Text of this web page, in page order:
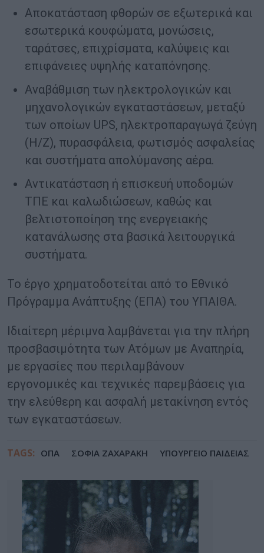
Αποκατάσταση φθορών σε εξωτερικά και
εσωτερικά κουφώματα, μονώσεις,
ταράτσες, επιχρίσματα, καλύψεις και
επιφάνειες υψηλής καταπόνησης.
Αναβάθμιση των ηλεκτρολογικών και
μηχανολογικών εγκαταστάσεων, μεταξύ
των οποίων UPS, ηλεκτροπαραγωγά ζεύγη
(Η/Ζ), πυρασφάλεια, φωτισμός ασφαλείας
και συστήματα απολύμανσης αέρα.
Αντικατάσταση ή επισκευή υποδομών
ΤΠΕ και καλωδιώσεων, καθώς και
βελτιστοποίηση της ενεργειακής
κατανάλωσης στα βασικά λειτουργικά
συστήματα.
Το έργο χρηματοδοτείται από το Εθνικό
Πρόγραμμα Ανάπτυξης (ΕΠΑ) του ΥΠΑΙΘΑ.
Ιδιαίτερη μέριμνα λαμβάνεται για την πλήρη
προσβασιμότητα των Ατόμων με Αναπηρία,
με εργασίες που περιλαμβάνουν
εργονομικές και τεχνικές παρεμβάσεις για
την ελεύθερη και ασφαλή μετακίνηση εντός
των εγκαταστάσεων.
TAGS: ΟΠΑ ΣΟΦΙΑ ΖΑΧΑΡΑΚΗ ΥΠΟΥΡΓΕΙΟ ΠΑΙΔΕΙΑΣ